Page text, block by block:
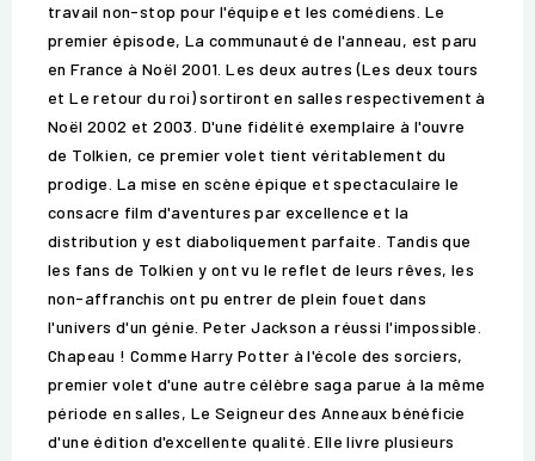
travail non-stop pour l'équipe et les comédiens. Le
premier épisode, La communauté de l'anneau, est paru
en France à Noël 2001. Les deux autres (Les deux tours
et Le retour du roi) sortiront en salles respectivement à
Noël 2002 et 2003. D'une fidélité exemplaire à l'ouvre
de Tolkien, ce premier volet tient véritablement du
prodige. La mise en scène épique et spectaculaire le
consacre film d'aventures par excellence et la
distribution y est diaboliquement parfaite. Tandis que
les fans de Tolkien y ont vu le reflet de leurs rêves, les
non-affranchis ont pu entrer de plein fouet dans
l'univers d'un génie. Peter Jackson a réussi l'impossible.
Chapeau ! Comme Harry Potter à l'école des sorciers,
premier volet d'une autre célèbre saga parue à la même
période en salles, Le Seigneur des Anneaux bénéficie
d'une édition d'excellente qualité. Elle livre plusieurs